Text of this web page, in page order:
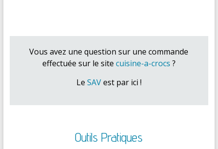
Vous avez une question sur une commande
effectuée sur le site cuisine-a-crocs ?
Le SAVest par ici !
Outils Pratiques